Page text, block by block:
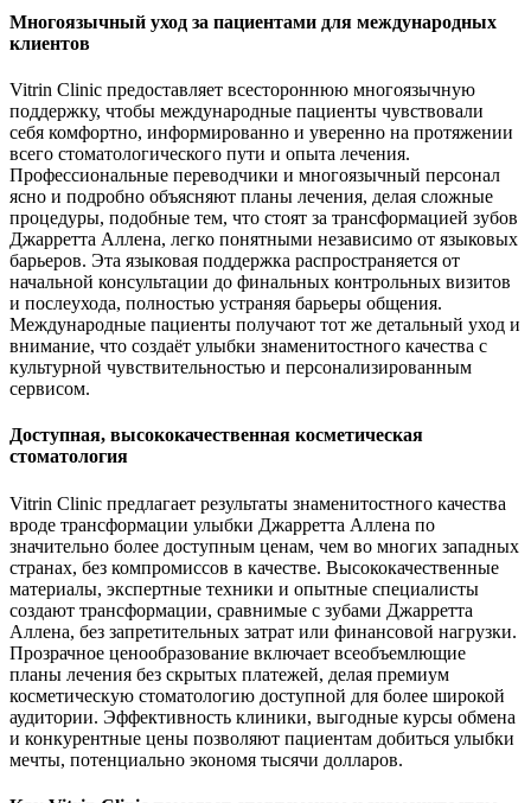
Многоязычный уход за пациентами для международных
клиентов
Vitrin Clinic предоставляет всестороннюю многоязычную
поддержку, чтобы международные пациенты чувствовали
себя комфортно, информированно и уверенно на протяжении
всего стоматологического пути и опыта лечения.
Профессиональные переводчики и многоязычный персонал
ясно и подробно объясняют планы лечения, делая сложные
процедуры, подобные тем, что стоят за трансформацией зубов
Джарретта Аллена, легко понятными независимо от языковых
барьеров. Эта языковая поддержка распространяется от
начальной консультации до финальных контрольных визитов
и послеухода, полностью устраняя барьеры общения.
Международные пациенты получают тот же детальный уход и
внимание, что создаёт улыбки знаменитостного качества с
культурной чувствительностью и персонализированным
сервисом.
Доступная, высококачественная косметическая
стоматология
Vitrin Clinic предлагает результаты знаменитостного качества
вроде трансформации улыбки Джарретта Аллена по
значительно более доступным ценам, чем во многих западных
странах, без компромиссов в качестве. Высококачественные
материалы, экспертные техники и опытные специалисты
создают трансформации, сравнимые с зубами Джарретта
Аллена, без запретительных затрат или финансовой нагрузки.
Прозрачное ценообразование включает всеобъемлющие
планы лечения без скрытых платежей, делая премиум
косметическую стоматологию доступной для более широкой
аудитории. Эффективность клиники, выгодные курсы обмена
и конкурентные цены позволяют пациентам добиться улыбки
мечты, потенциально экономя тысячи долларов.